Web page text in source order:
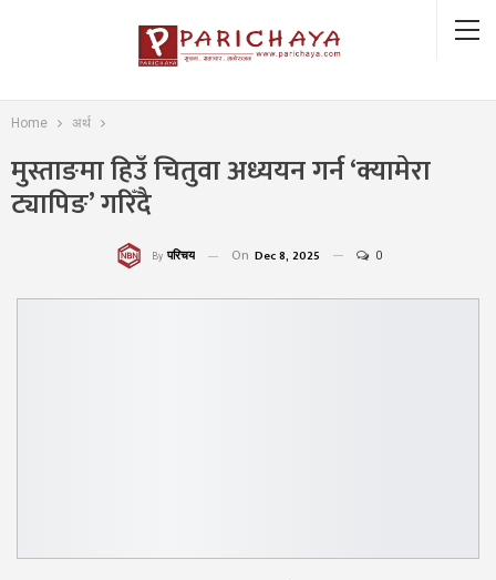
Home अर्थ
मुस्ताङमा हिउँ चितुवा अध्ययन गर्न ‘क्यामेरा
ट्यापिङ’ गरिँदै
By परिचय On Dec 8, 2025 0